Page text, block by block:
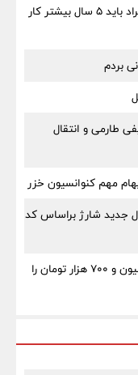
شرط جدید بازنشستگی اجرایی شد؛ این افراد باید ۵ سال بیشتر کار
بردم
طارمی و انتقال
جدید شارژ براساس کد
قیمت طلا امروز ۱۵ مرداد ۱۴۰۵؛ طلا ۱۸ میلیون و ۷۰۰ هزار تومان را